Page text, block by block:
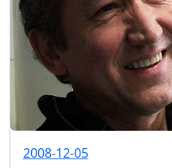
2008-12-05